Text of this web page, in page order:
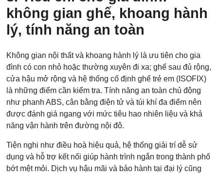
không gian ghế, khoang hành
lý, tính năng an toàn
Không gian nội thất và khoang hành lý là ưu tiên cho gia
đình có con nhỏ hoặc thường xuyên đi xa; ghế sau đủ rộng,
cửa hậu mở rộng và hệ thống cố định ghế trẻ em (ISOFIX)
là những điểm cần kiểm tra. Tính năng an toàn chủ động
như phanh ABS, cân bằng điện tử và túi khí đa điểm nên
được đánh giá ngang với mức tiêu hao nhiên liệu và khả
năng vận hành trên đường nội đô.
Tiện nghi như điều hoà hiệu quả, hệ thống giải trí dễ sử
dụng và hỗ trợ kết nối giúp hành trình ngắn trong thành phố
bớt mệt mỏi. Dịch vụ hậu mãi và bảo hành tại đại lý cũng